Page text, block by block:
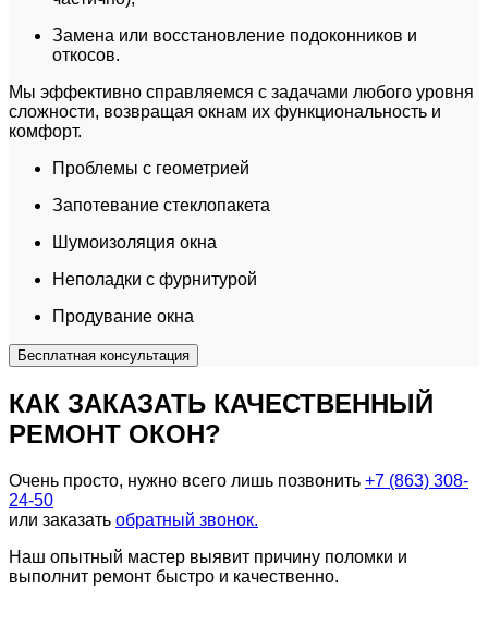
Замена или восстановление подоконников и
откосов.
Мы эффективно справляемся с задачами любого уровня
сложности, возвращая окнам их функциональность и
комфорт.
Проблемы с геометрией
Запотевание стеклопакета
Шумоизоляция окна
Неполадки с фурнитурой
Продувание окна
Бесплатная консультация
КАК ЗАКАЗАТЬ КАЧЕСТВЕННЫЙ
РЕМОНТ ОКОН?
Очень просто, нужно всего лишь позвонить +7 (863) 308-
24-50
или заказать обратный звонок.
Наш опытный мастер выявит причину поломки и
выполнит ремонт быстро и качественно.